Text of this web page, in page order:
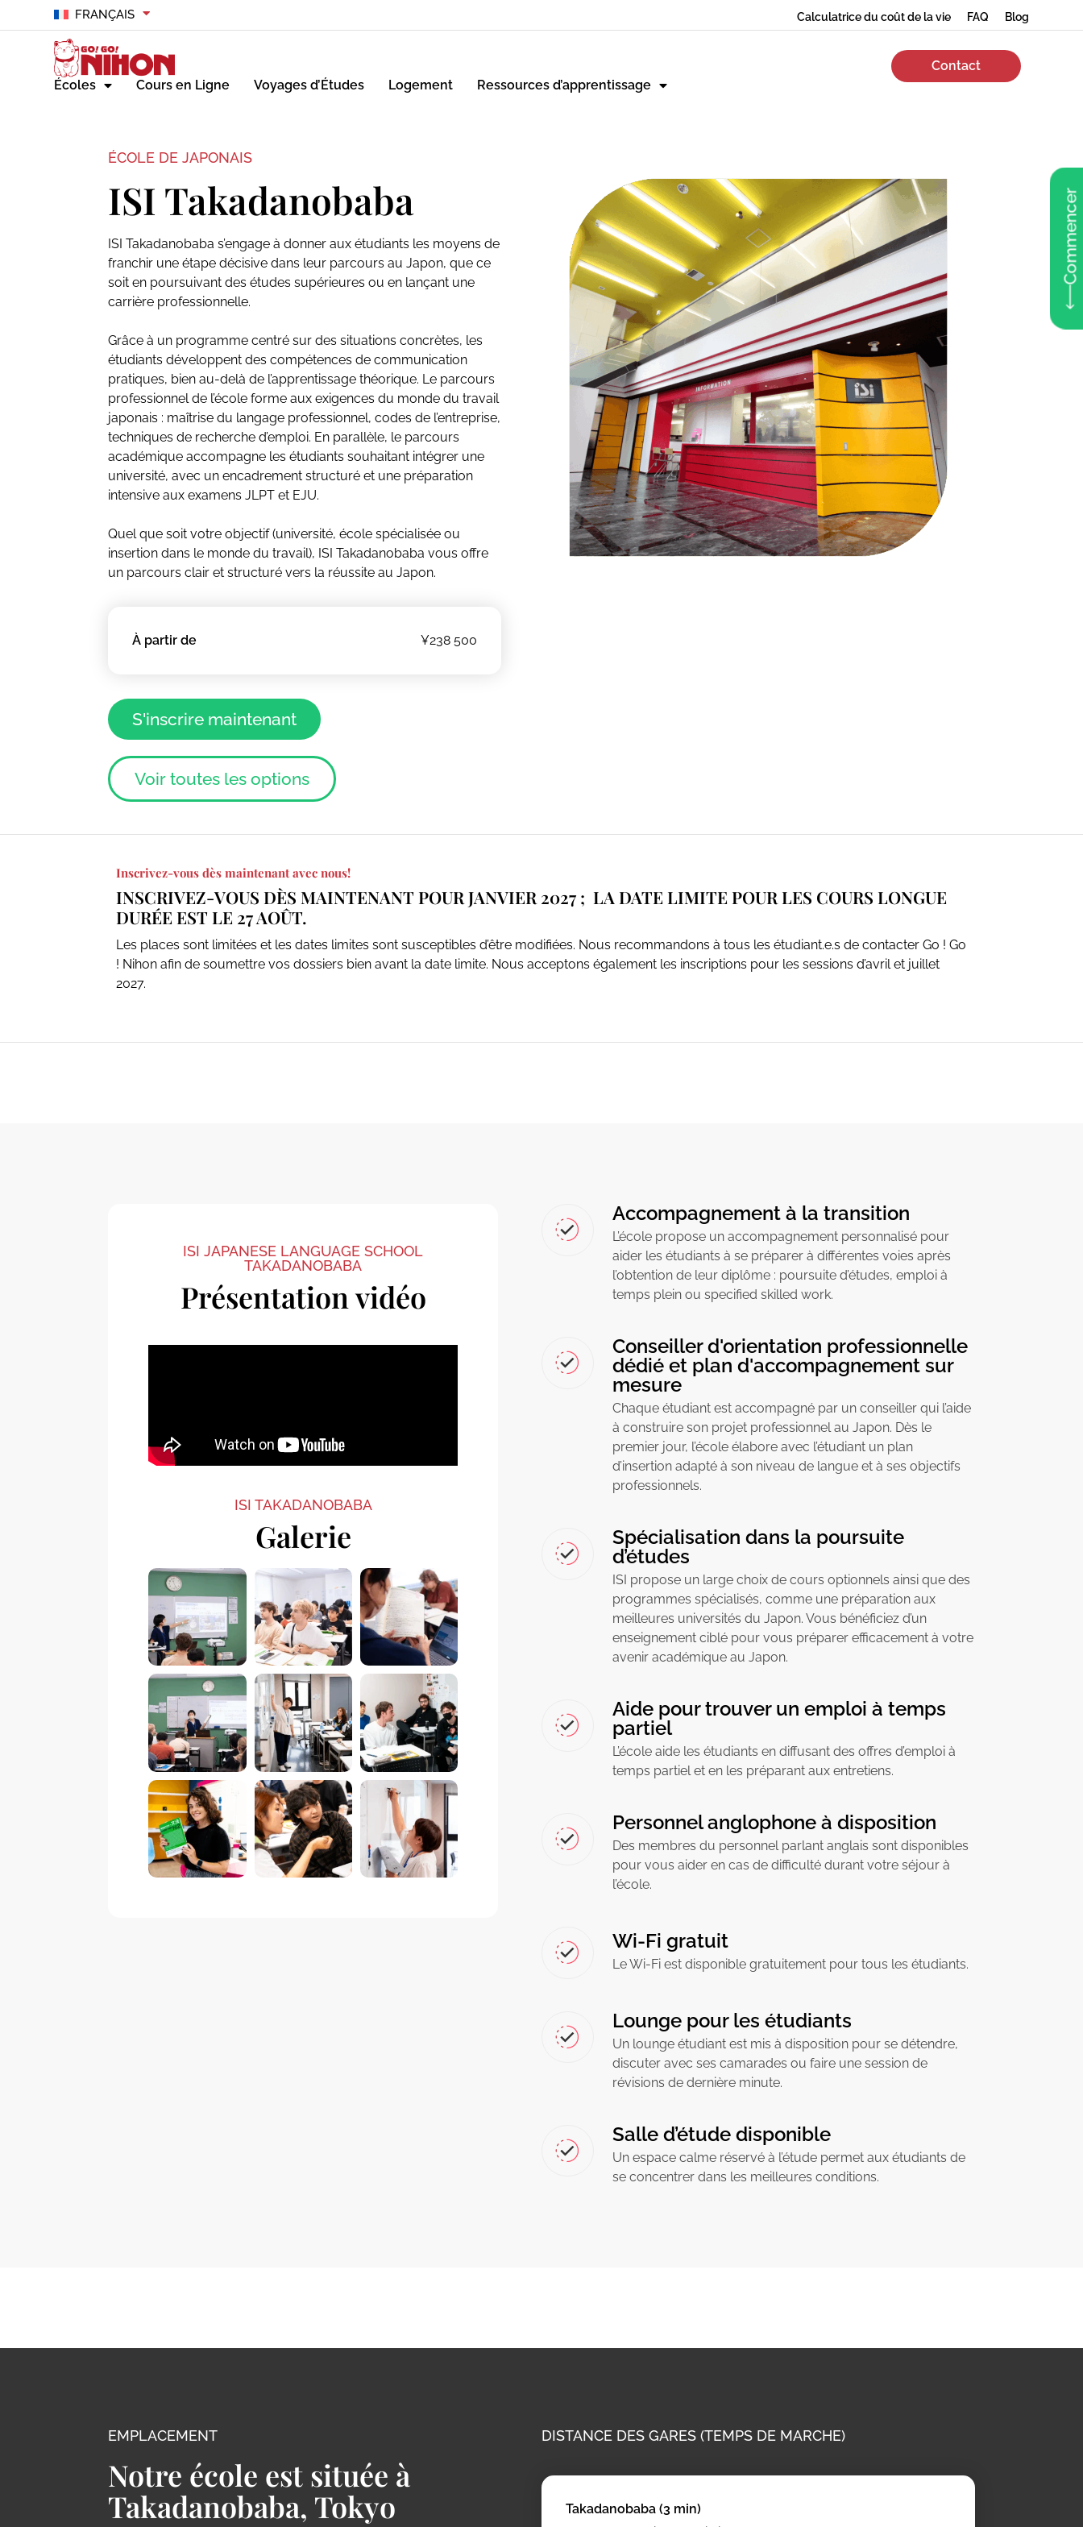
FRANÇAIS Calculatrice du coût de la vie FAQ Blog
Écoles Cours en Ligne Voyages d’Études Logement Ressources d’apprentissage
Contact
Commencer
ÉCOLE DE JAPONAIS
ISI Takadanobaba
ISI Takadanobaba s’engage à donner aux étudiants les moyens de
franchir une étape décisive dans leur parcours au Japon, que ce
soit en poursuivant des études supérieures ou en lançant une
carrière professionnelle.
Grâce à un programme centré sur des situations concrètes, les
étudiants développent des compétences de communication
pratiques, bien au-delà de l’apprentissage théorique. Le parcours
professionnel de l’école forme aux exigences du monde du travail
japonais : maîtrise du langage professionnel, codes de l’entreprise,
techniques de recherche d’emploi. En parallèle, le parcours
académique accompagne les étudiants souhaitant intégrer une
université, avec un encadrement structuré et une préparation
intensive aux examens JLPT et EJU.
Quel que soit votre objectif (université, école spécialisée ou
insertion dans le monde du travail), ISI Takadanobaba vous offre
un parcours clair et structuré vers la réussite au Japon.
À partir de ¥238 500
S'inscrire maintenant
Voir toutes les options
Inscrivez-vous dès maintenant avec nous!
INSCRIVEZ-VOUS DÈS MAINTENANT POUR JANVIER 2027 ; LA DATE LIMITE POUR LES COURS LONGUE
DURÉE EST LE 27 AOÛT.
Les places sont limitées et les dates limites sont susceptibles d’être modifiées. Nous recommandons à tous les étudiant.e.s de contacter Go ! Go
! Nihon afin de soumettre vos dossiers bien avant la date limite. Nous acceptons également les inscriptions pour les sessions d’avril et juillet
2027.
ISI JAPANESE LANGUAGE SCHOOL
TAKADANOBABA
Présentation vidéo
ISI TAKADANOBABA
Galerie
Accompagnement à la transition
L’école propose un accompagnement personnalisé pour
aider les étudiants à se préparer à différentes voies après
l’obtention de leur diplôme : poursuite d’études, emploi à
temps plein ou specified skilled work.
Conseiller d'orientation professionnelle
dédié et plan d'accompagnement sur
mesure
Chaque étudiant est accompagné par un conseiller qui l’aide
à construire son projet professionnel au Japon. Dès le
premier jour, l’école élabore avec l’étudiant un plan
d’insertion adapté à son niveau de langue et à ses objectifs
professionnels.
Spécialisation dans la poursuite
d’études
ISI propose un large choix de cours optionnels ainsi que des
programmes spécialisés, comme une préparation aux
meilleures universités du Japon. Vous bénéficiez d’un
enseignement ciblé pour vous préparer efficacement à votre
avenir académique au Japon.
Aide pour trouver un emploi à temps
partiel
L’école aide les étudiants en diffusant des offres d’emploi à
temps partiel et en les préparant aux entretiens.
Personnel anglophone à disposition
Des membres du personnel parlant anglais sont disponibles
pour vous aider en cas de difficulté durant votre séjour à
l’école.
Wi-Fi gratuit
Le Wi-Fi est disponible gratuitement pour tous les étudiants.
Lounge pour les étudiants
Un lounge étudiant est mis à disposition pour se détendre,
discuter avec ses camarades ou faire une session de
révisions de dernière minute.
Salle d’étude disponible
Un espace calme réservé à l’étude permet aux étudiants de
se concentrer dans les meilleures conditions.
EMPLACEMENT
Notre école est située à
Takadanobaba, Tokyo
DISTANCE DES GARES (TEMPS DE MARCHE)
Takadanobaba (3 min)